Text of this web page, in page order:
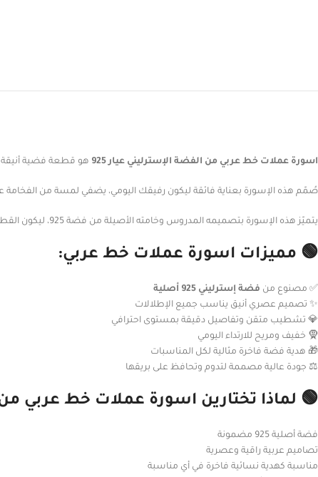
اسورة عملات خط عربي من الفضة الإسترليني عيار 925 هو قطعة فضية أنيقة
صُمّم هذه الإسورة بعناية فائقة ليكون رفيقك اليومي، يضفي لمسة من الفخامة
يتميّز هذه الإسورة بتصميمه المدروس وخامته الأصيلة من فضة 925، ليكون القطعة المثالية التي تبحثين عنها سواء كانت لنفسك أو كهدية فضة فاخرة لمن تحبين.
🟢 مميزات اسورة عملات خط عربي:
✅ مصنوع من فضة إسترليني 925 أصلية
✨ تصميم عصري أنيق يناسب جميع الإطلالات
💎 تشطيب متقن وتفاصيل دقيقة بمستوى احترافي
🧕 خفيف ومريح للارتداء اليومي
🎁 هدية فضة فاخرة مثالية لكل المناسبات
⚖️ جودة عالية مصممة لتدوم وتحافظ على بريقها
🟢 لماذا تختارين اسورة عملات خط عربي
فضة أصلية 925 مضمونة
تصاميم عربية راقية وعصرية
مناسبة كهدية نسائية فاخرة في أي مناسبة